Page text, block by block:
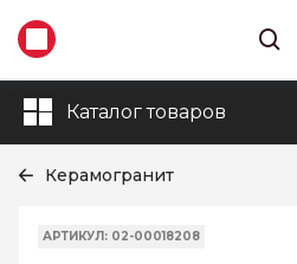
Каталог товаров
Керамогранит
АРТИКУЛ: 02-00018208